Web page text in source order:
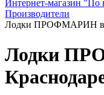
Интернет-магазин "По
Производители
Лодки ПРОФМАРИН в
Лодки